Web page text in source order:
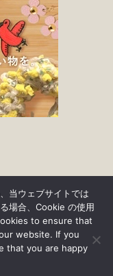
当ウェブサイトでは
場合、Cookie の使用
to ensure that
website. If you
that you are happy